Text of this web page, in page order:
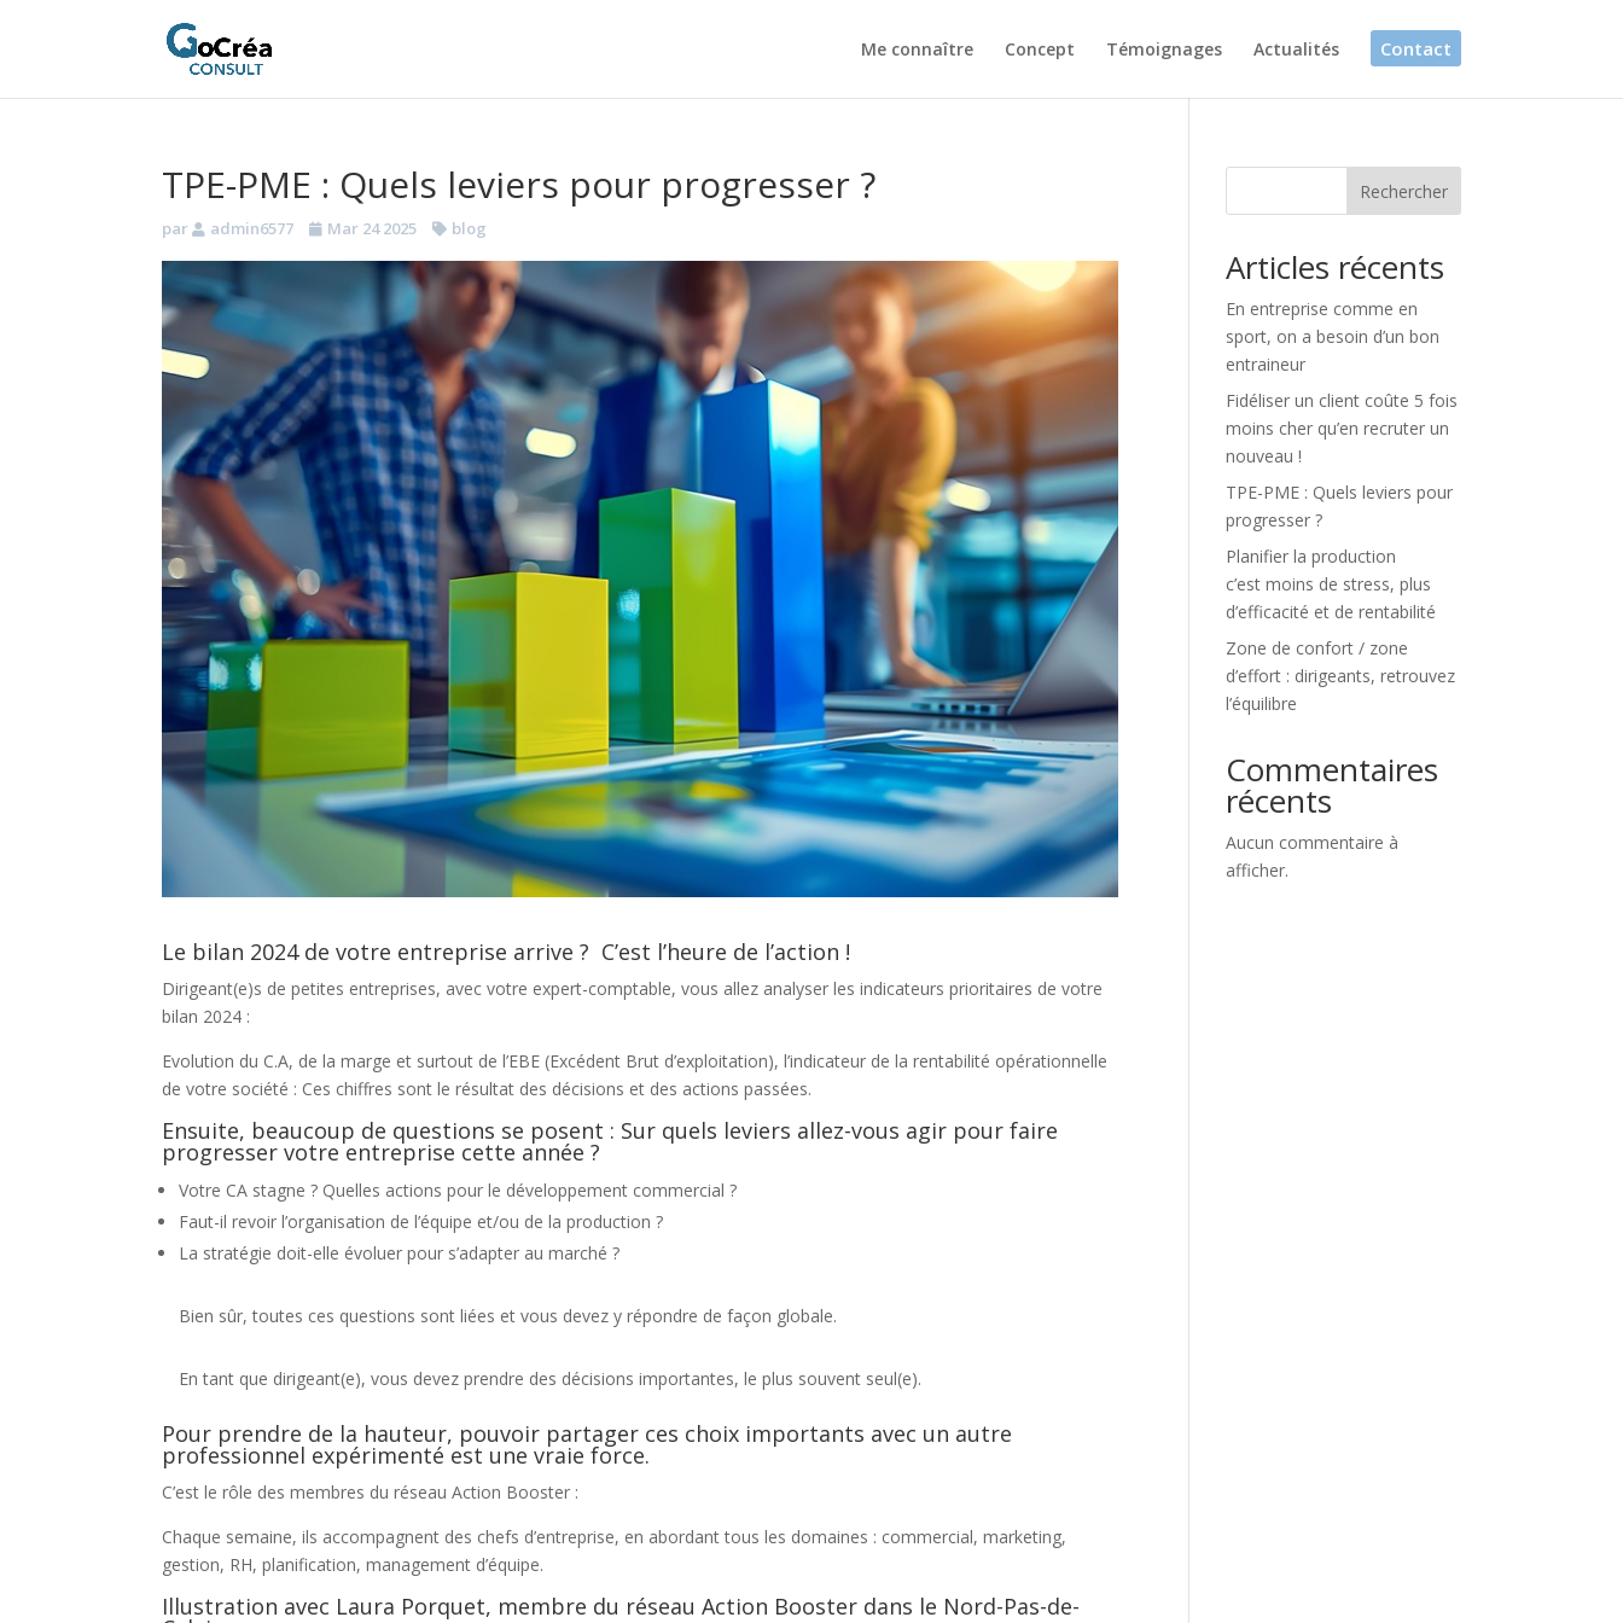
Me connaître Concept Témoignages Actualités Contact
TPE-PME : Quels leviers pour progresser ?
par admin6577 Mar 24 2025 blog
Le bilan 2024 de votre entreprise arrive ? C’est l’heure de l’action !
Dirigeant(e)s de petites entreprises, avec votre expert-comptable, vous allez analyser les indicateurs prioritaires de votre
bilan 2024 :
Evolution du C.A, de la marge et surtout de l’EBE (Excédent Brut d’exploitation), l’indicateur de la rentabilité opérationnelle
de votre société : Ces chiffres sont le résultat des décisions et des actions passées.
Ensuite, beaucoup de questions se posent : Sur quels leviers allez-vous agir pour faire
progresser votre entreprise cette année ?
Votre CA stagne ? Quelles actions pour le développement commercial ?
Faut-il revoir l’organisation de l’équipe et/ou de la production ?
La stratégie doit-elle évoluer pour s’adapter au marché ?
Bien sûr, toutes ces questions sont liées et vous devez y répondre de façon globale.
En tant que dirigeant(e), vous devez prendre des décisions importantes, le plus souvent seul(e).
Pour prendre de la hauteur, pouvoir partager ces choix importants avec un autre
professionnel expérimenté est une vraie force.
C’est le rôle des membres du réseau Action Booster :
Chaque semaine, ils accompagnent des chefs d’entreprise, en abordant tous les domaines : commercial, marketing,
gestion, RH, planification, management d’équipe.
Illustration avec Laura Porquet, membre du réseau Action Booster dans le Nord-Pas-de-
Rechercher
Articles récents
En entreprise comme en
sport, on a besoin d’un bon
entraineur
Fidéliser un client coûte 5 fois
moins cher qu’en recruter un
nouveau !
TPE-PME : Quels leviers pour
progresser ?
Planifier la production
c’est moins de stress, plus
d’efficacité et de rentabilité
Zone de confort / zone
d’effort : dirigeants, retrouvez
l’équilibre
Commentaires
récents
Aucun commentaire à
afficher.